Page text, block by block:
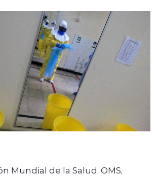
claro
Mundial de la Salud, OMS,